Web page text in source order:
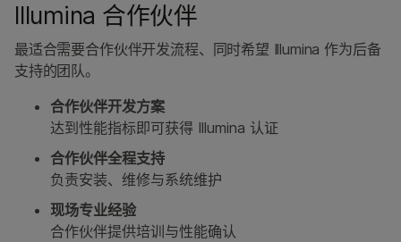
Illumina 合作伙伴
最适合需要合作伙伴开发流程、同时希望 Illumina 作为后备
支持的团队。
合作伙伴开发方案
达到性能指标即可获得 Illumina 认证
合作伙伴全程支持
负责安装、维修与系统维护
现场专业经验
合作伙伴提供培训与性能确认